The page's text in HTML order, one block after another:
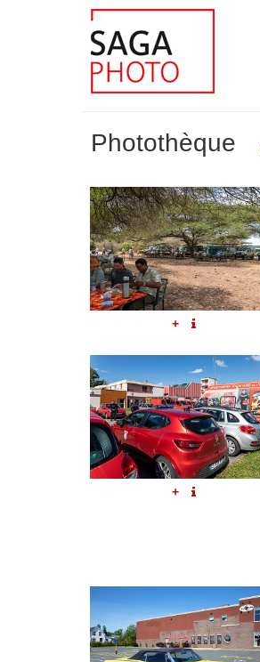
Photothèque
+
+